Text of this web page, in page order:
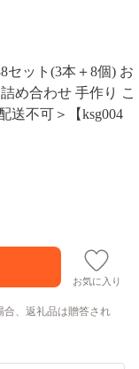
セット(3本＋8個) お
め合わせ 手作り こ
送不可＞【ksg004
お気に入り
合、返礼品は贈答され